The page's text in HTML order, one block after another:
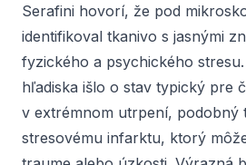
Serafini hovorí, že pod
identifikoval tkanivo s jasnými
fyzického a psychického
hľadiska išlo o stav typický pre
v extrémnom utrpení, podobný
stresovému infarktu, ktorý